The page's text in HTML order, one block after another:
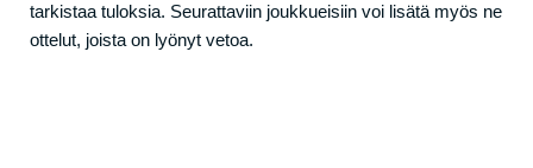
tarkistaa tuloksia. Seurattaviin joukkueisiin voi lisätä myös ne
ottelut, joista on lyönyt vetoa.